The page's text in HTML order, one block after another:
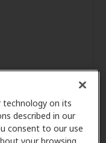
technology on its
described in our
consent to our use